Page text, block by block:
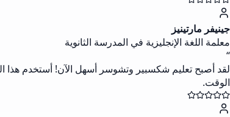
جينيفر مارتينيز
معلمة اللغة الإنجليزية في المدرسة الثانوية
“
لقد أصبح تعليم شكسبير وتشوسر أسهل الآن! أستخدم هذا
الوقت.